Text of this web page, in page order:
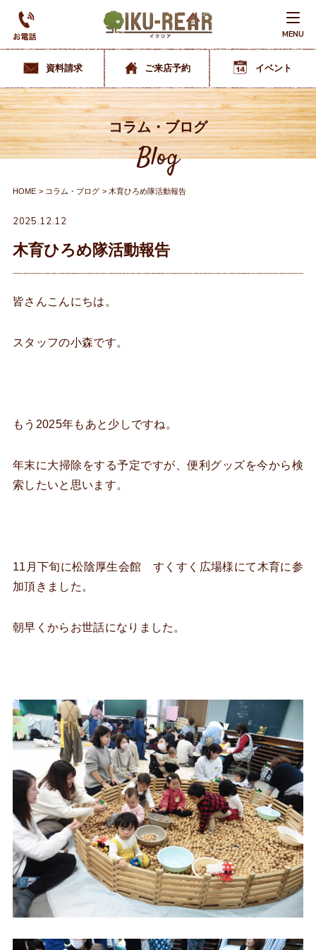
MENU
資料請求 ご来店予約 イベント
コラム・ブログ
Blog
HOME コラム・ブログ 木育ひろめ隊活動報告
2025.12.12
木育ひろめ隊活動報告
皆さんこんにちは。
スタッフの小森です。
もう2025年もあと少しですね。
年末に大掃除をする予定ですが、便利グッズを今から検
索したいと思います。
11月下旬に松陰厚生会館 すくすく広場様にて木育に参
加頂きました。
朝早くからお世話になりました。